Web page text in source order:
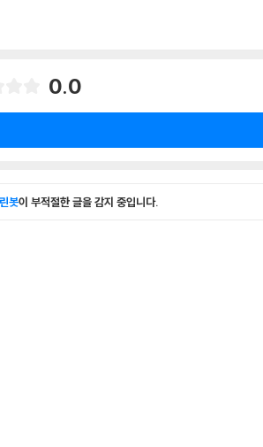
0.0
봇이 부적절한 글을 감지 중입니다.